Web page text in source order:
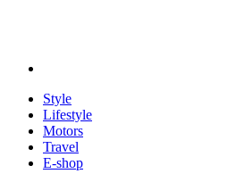
Style
Lifestyle
Motors
Travel
E-shop